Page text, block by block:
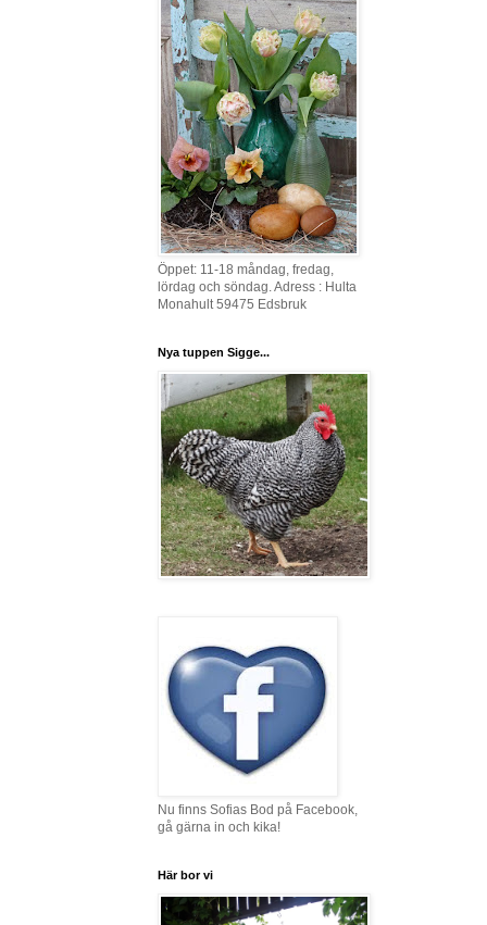
Öppet: 11-18 måndag, fredag,
lördag och söndag. Adress : Hulta
Monahult 59475 Edsbruk
Nya tuppen Sigge...
Nu finns Sofias Bod på Facebook,
gå gärna in och kika!
Här bor vi